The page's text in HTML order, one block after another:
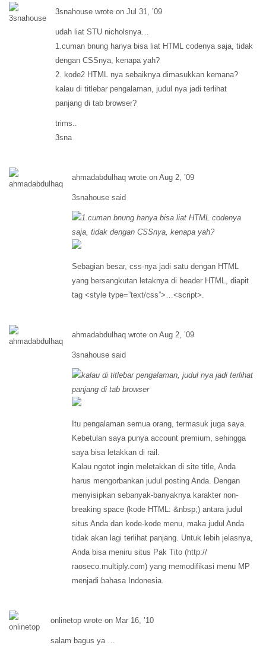
3snahouse wrote on Jul 31, ’09
udah liat STU nicholsnya…
1.cuman bnung hanya bisa liat HTML codenya saja, tidak
dengan CSSnya, kenapa yah?
2. kode2 HTML nya sebaiknya dimasukkan kemana?
kalau di titlebar pengalaman, judul nya jadi terlihat
panjang di tab browser?
trims..
3sna
ahmadabdulhaq wrote on Aug 2, ’09
3snahouse said
1.cuman bnung hanya bisa liat HTML codenya
saja, tidak dengan CSSnya, kenapa yah?
Sebagian besar, css-nya jadi satu dengan HTML
yang bersangkutan letaknya di header HTML, diapit
tag <style type=”text/css”>…<script>.
ahmadabdulhaq wrote on Aug 2, ’09
3snahouse said
kalau di titlebar pengalaman, judul nya jadi terlihat
panjang di tab browser
Itu pengalaman semua orang, termasuk juga saya.
Kebetulan saya punya account premium, sehingga
saya bisa letakkan di rail.
Kalau ngotot ingin meletakkan di site title, Anda
harus mengorbankan judul posting Anda. Dengan
menyisipkan sebanyak-banyaknya karakter non-
breaking space (kode HTML: &nbsp;) antara judul
situs Anda dan kode-kode menu, maka judul Anda
tidak akan lagi terlihat panjang. Untuk lebih jelasnya,
Anda bisa meniru situs Pak Tito (http://
raoseco.multiply.com) yang memodifikasi menu MP
menjadi bahasa Indonesia.
onlinetop wrote on Mar 16, ’10
salam bagus ya …